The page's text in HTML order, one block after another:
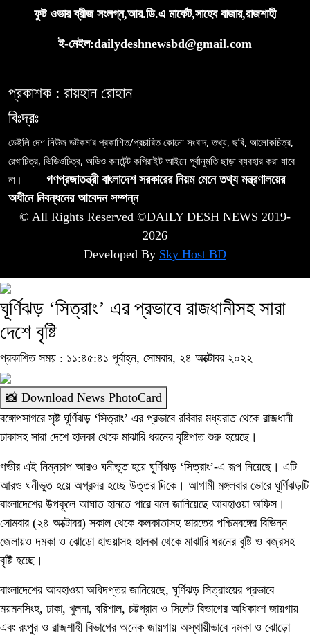
ফুট ওভার ব্রীজ সংলগ্ন,আর.ডি.এ মার্কেট,সাহেব বাজার,রাজশাহী
ই-মেইল:dailydeshnewsbd@gmail.com
প্রকাশক : রায়হান রোহান
বিঃদ্রঃ
ডেইলি দেশ নিউজ ডটকম’র প্রকাশিত/প্রচারিত কোনো সংবাদ, তথ্য, ছবি, আলোকচিত্র,
রেখাচিত্র, ভিডিওচিত্র, অডিও কনটেন্ট কপিরাইট আইনে পূর্বানুমতি ছাড়া ব্যবহার করা যাবে
না।
গণপ্রজাতন্ত্রী বাংলাদেশ সরকারের নিয়ম মেনে তথ্য মন্ত্রণালয়ের
অধীনে নিবন্ধনের আবেদন সম্পন্ন
© All Rights Reserved ©DAILY DESH NEWS 2019-
2026
Developed By Sky Host BD
ঘূর্ণিঝড় ‘সিত্রাং’ এর প্রভাবে রাজধানীসহ সারা
দেশে বৃষ্টি
প্রকাশিত সময় : ১১:৪৫:৪১ পূর্বাহ্ন, সোমবার, ২৪ অক্টোবর ২০২২
📸 Download News PhotoCard
বঙ্গোপসাগরে সৃষ্ট ঘূর্ণিঝড় ‘সিত্রাং’ এর প্রভাবে রবিবার মধ্যরাত থেকে রাজধানী
ঢাকাসহ সারা দেশে হালকা থেকে মাঝারি ধরনের বৃষ্টিপাত শুরু হয়েছে।
গভীর এই নিম্নচাপ আরও ঘনীভূত হয়ে ঘূর্ণিঝড় ‘সিত্রাং’-এ রূপ নিয়েছে। এটি
আরও ঘনীভূত হয়ে অগ্রসর হচ্ছে উত্তর দিকে। আগামী মঙ্গলবার ভোরে ঘূর্ণিঝড়টি
বাংলাদেশের উপকূলে আঘাত হানতে পারে বলে জানিয়েছে আবহাওয়া অফিস।
সোমবার (২৪ অক্টোবর) সকাল থেকে কলকাতাসহ ভারতের পশ্চিমবঙ্গের বিভিন্ন
জেলায়ও দমকা ও ঝোড়ো হাওয়াসহ হালকা থেকে মাঝারি ধরনের বৃষ্টি ও বজ্রসহ
বৃষ্টি হচ্ছে।
বাংলাদেশের আবহাওয়া অধিদপ্তর জানিয়েছে, ঘূর্ণিঝড় সিত্রাংয়ের প্রভাবে
ময়মনসিংহ, ঢাকা, খুলনা, বরিশাল, চট্টগ্রাম ও সিলেট বিভাগের অধিকাংশ জায়গায়
এবং রংপুর ও রাজশাহী বিভাগের অনেক জায়গায় অস্থায়ীভাবে দমকা ও ঝোড়ো